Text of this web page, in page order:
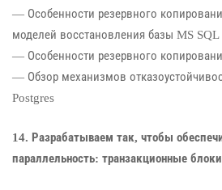
— Особенности резервного
моделей восстановления базы MS SQL
— Особенности резервного
— Обзор механизмов
Postgres
14. Разрабатываем так, чтобы
параллельность: транзакционные